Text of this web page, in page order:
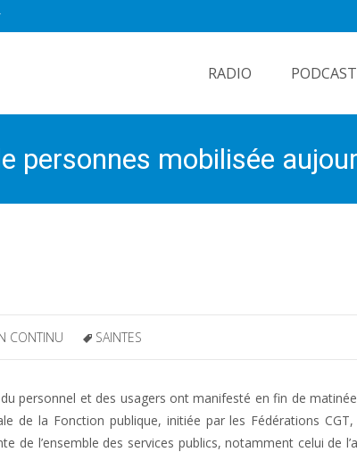
RADIO
personnes mobilisée
CONTINU SAINTES
personnel et des usagers ont manifesté en fin de
de la Fonction publique, initiée par les Fédérations
de l’ensemble des services publics, notamment celui de